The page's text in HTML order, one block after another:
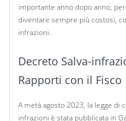
importante anno dopo anno,
diventare sempre più costosi,
infrazioni.
Decreto Salva-
Rapporti con il Fisco
A metà agosto 2023, la legge di
infrazioni è stata pubblicata in